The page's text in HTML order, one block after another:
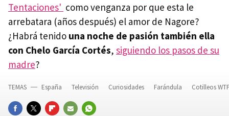
Tentaciones' como venganza por que esta le
arrebatara (años después) el amor de Nagore?
¿Habrá tenido una noche de pasión también ella
con Chelo García Cortés, siguiendo los pasos de su
madre?
TEMAS España Televisión Curiosidades Farándula Cotilleos WTF